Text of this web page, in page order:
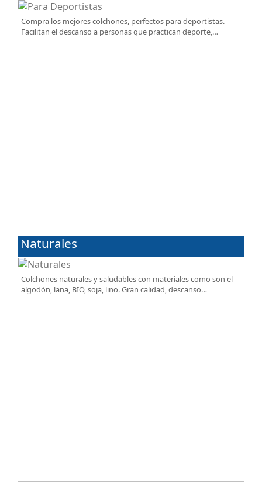
Compra los mejores colchones, perfectos para deportistas.
Facilitan el descanso a personas que practican deporte,
Naturales
Colchones naturales y saludables con materiales como son el
algodón, lana, BIO, soja, lino. Gran calidad, descanso